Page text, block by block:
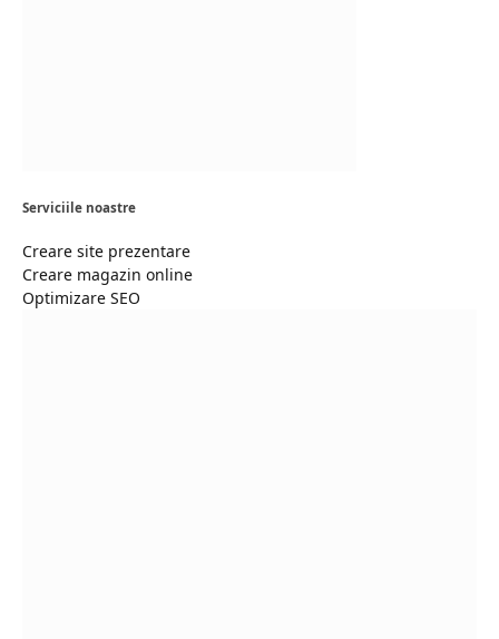
Serviciile noastre
Creare site prezentare
Creare magazin online
Optimizare SEO